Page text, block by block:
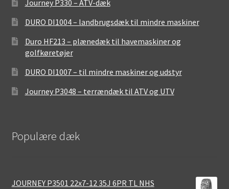
Journey P330 – ATV-dæk
DURO DI1004 – landbrugsdæk til mindre maskiner
Duro HF213 – plænedæk til havemaskiner og
golfkøretøjer
DURO DI1007 – til mindre maskiner og udstyr
Journey P3048 – terrændæk til ATV og UTV
Populære dæk
JOURNEY P3501 22x7-12 35J 6PR TL NHS